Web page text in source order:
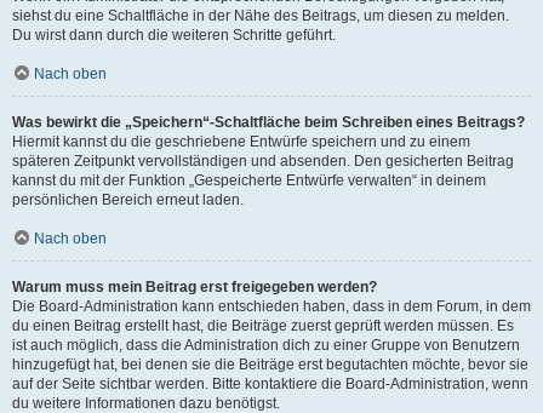
siehst du eine Schaltfläche in der Nähe des Beitrags, um diesen zu melden.
Du wirst dann durch die weiteren Schritte geführt.
Nach oben
Was bewirkt die „Speichern“-Schaltfläche beim Schreiben eines Beitrags?
Hiermit kannst du die geschriebene Entwürfe speichern und zu einem
späteren Zeitpunkt vervollständigen und absenden. Den gesicherten Beitrag
kannst du mit der Funktion „Gespeicherte Entwürfe verwalten“ in deinem
persönlichen Bereich erneut laden.
Nach oben
Warum muss mein Beitrag erst freigegeben werden?
Die Board-Administration kann entschieden haben, dass in dem Forum, in dem
du einen Beitrag erstellt hast, die Beiträge zuerst geprüft werden müssen. Es
ist auch möglich, dass die Administration dich zu einer Gruppe von Benutzern
hinzugefügt hat, bei denen sie die Beiträge erst begutachten möchte, bevor sie
auf der Seite sichtbar werden. Bitte kontaktiere die Board-Administration, wenn
du weitere Informationen dazu benötigst.